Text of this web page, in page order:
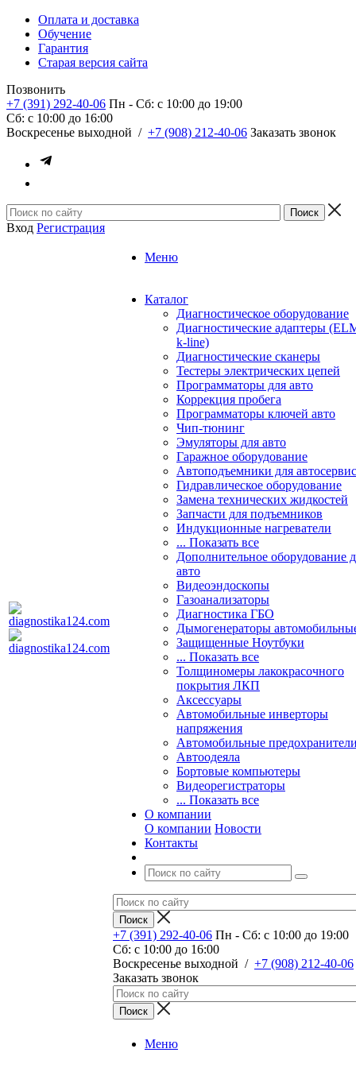
Оплата и доставка
Обучение
Гарантия
Старая версия сайта
Позвонить
+7 (391) 292-40-06 Пн - Сб: c 10:00 до 19:00
Сб: c 10:00 до 16:00
​Воскресенье выходной / +7 (908) 212-40-06 Заказать звонок
Вход Регистрация
Меню
Каталог
Диагностическое оборудование
Диагностические адаптеры
k-line)
Диагностические сканеры
Тестеры электрических цепей
Программаторы для авто
Коррекция пробега
Программаторы ключей авто
Чип-тюнинг
Эмуляторы для авто
Гаражное оборудование
Автоподъемники для
Гидравлическое оборудование
Замена технических жидкостей
Запчасти для подъемников
Индукционные нагреватели
... Показать все
Дополнительное оборудование
авто
Видеоэндоскопы
Газоанализаторы
Диагностика ГБО
Дымогенераторы
Защищенные Ноутбуки
... Показать все
Толщиномеры лакокрасочного
покрытия ЛКП
Аксессуары
Автомобильные инверторы
напряжения
Автомобильные
Автоодеяла
Бортовые компьютеры
Видеорегистраторы
... Показать все
О компании
О компании Новости
Контакты
+7 (391) 292-40-06 Пн - Сб: c 10:00 до 19:00
Сб: c 10:00 до 16:00
​Воскресенье выходной / +7 (908) 212-40-06
Заказать звонок
Меню